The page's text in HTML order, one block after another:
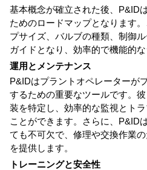
基本概念が確立された後、P&ID
ためのロードマップとなります
プサイズ、バルブの種類、制御
ガイドとなり、効率的で機能的
運用とメンテナンス
P&IDはプラントオペレーターが
するための重要なツールです。
装を特定し、効率的な監視とト
ことができます。さらに、P&ID
ても不可欠で、修理や交換作業
を提供します。
トレーニングと安全性